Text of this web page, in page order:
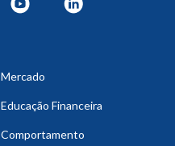
Mercado
Educação Financeira
Comportamento